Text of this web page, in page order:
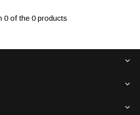
0 of the 0 products